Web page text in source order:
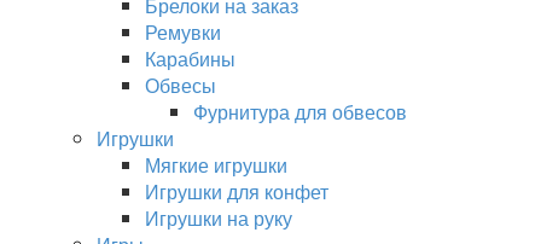
Ремувки
Карабины
Обвесы
Фурнитура для обвесов
Игрушки
Мягкие игрушки
Игрушки для конфет
Игрушки на руку